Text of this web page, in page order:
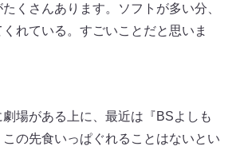
くさんあります。ソフトが多い分、
れている。すごいことだと思いま
劇場がある上に、最近は『BSよしも
の先食いっぱぐれることはないとい